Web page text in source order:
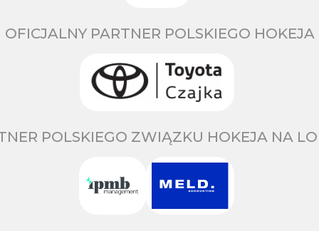
OFICJALNY PARTNER POLSKIEGO HOKEJA
POLSKIEGO ZWIĄZKU HOKEJA NA